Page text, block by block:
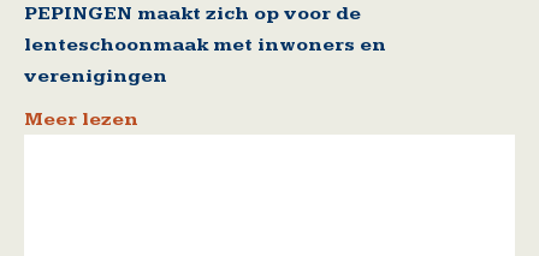
PEPINGEN maakt zich op voor de
lenteschoonmaak met inwoners en
verenigingen
Meer lezen